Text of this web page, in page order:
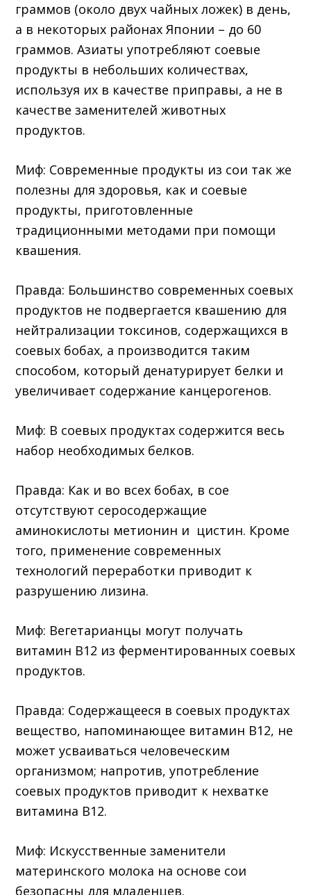
граммов (около двух чайных ложек) в день,
а в некоторых районах Японии – до 60
граммов. Азиаты употребляют соевые
продукты в небольших количествах,
используя их в качестве приправы, а не в
качестве заменителей животных
продуктов.
Миф: Современные продукты из сои так же
полезны для здоровья, как и соевые
продукты, приготовленные
традиционными методами при помощи
квашения.
Правда: Большинство современных соевых
продуктов не подвергается квашению для
нейтрализации токсинов, содержащихся в
соевых бобах, а производится таким
способом, который денатурирует белки и
увеличивает содержание канцерогенов.
Миф: В соевых продуктах содержится весь
набор необходимых белков.
Правда: Как и во всех бобах, в сое
отсутствуют серосодержащие
аминокислоты метионин и цистин. Кроме
того, применение современных
технологий переработки приводит к
разрушению лизина.
Миф: Вегетарианцы могут получать
витамин В12 из ферментированных соевых
продуктов.
Правда: Содержащееся в соевых продуктах
вещество, напоминающее витамин В12, не
может усваиваться человеческим
организмом; напротив, употребление
соевых продуктов приводит к нехватке
витамина В12.
Миф: Искусственные заменители
материнского молока на основе сои
безопасны для младенцев.